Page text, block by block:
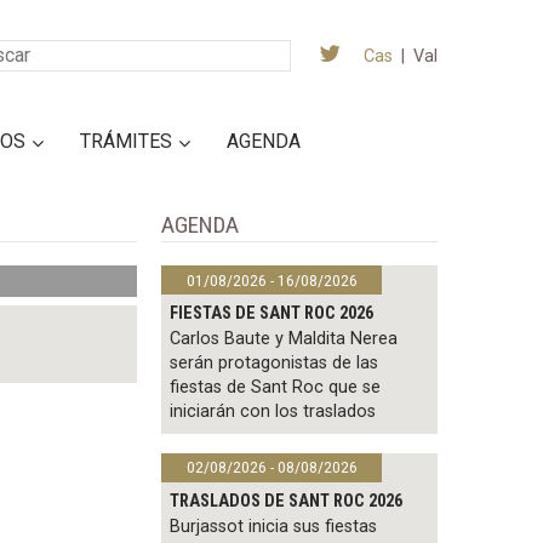
Cas Val
TRÁMITES AGENDA
AGENDA
01/08/2026 - 16/08/2026
FIESTAS DE SANT ROC 2026
Carlos Baute y Maldita Nerea
serán protagonistas de las
fiestas de Sant Roc que se
iniciarán con los traslados
02/08/2026 - 08/08/2026
TRASLADOS DE SANT ROC 2026
Burjassot inicia sus fiestas